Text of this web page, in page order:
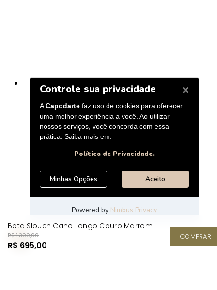
Bota Slouch Cano Longo Couro Marrom
R$ 1.390,00
R$ 695,00
COMPRAR